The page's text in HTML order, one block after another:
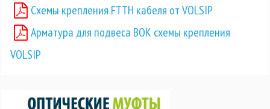
Схемы крепления FTTH кабеля от VOLSIP
Арматура для подвеса ВОК схемы крепления
VOLSIP